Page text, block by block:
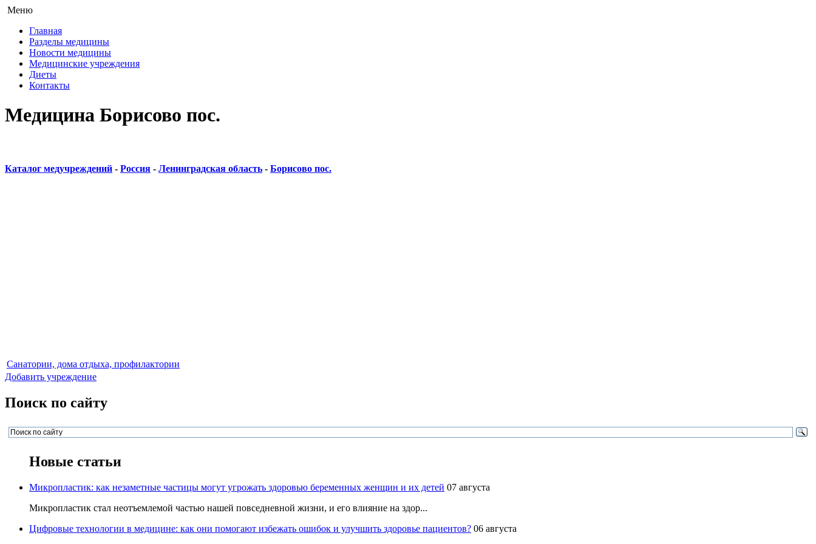
Меню
Главная
Разделы медицины
Новости медицины
Медицинские учреждения
Диеты
Контакты
Медицина Борисово пос.
Каталог медучреждений - Россия - Ленинградская область - Борисово пос.
Санатории, дома отдыха, профилактории
Добавить учреждение
Поиск по сайту
Новые статьи
Микропластик: как незаметные частицы могут угрожать здоровью беременных женщин и их детей 07 августа
Микропластик стал неотъемлемой частью нашей повседневной жизни, и его влияние на здор...
Цифровые технологии в медицине: как они помогают избежать ошибок и улучшить здоровье пациентов? 06 августа